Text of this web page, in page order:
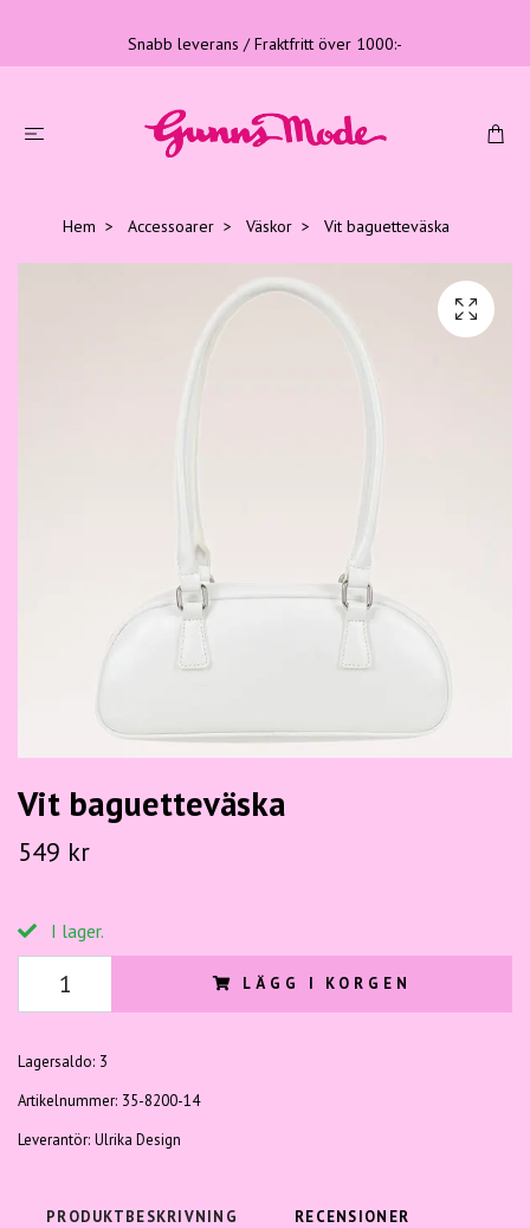
Snabb leverans / Fraktfritt över 1000:-
Hem Accessoarer Väskor Vit baguetteväska
Vit baguetteväska
549 kr
I lager.
LÄGG I KORGEN
Lagersaldo: 3
Artikelnummer: 35-8200-14
Leverantör: Ulrika Design
PRODUKTBESKRIVNING RECENSIONER